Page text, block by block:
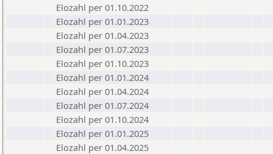
Elozahl per 01.10.2022
Elozahl per 01.01.2023
Elozahl per 01.04.2023
Elozahl per 01.07.2023
Elozahl per 01.10.2023
Elozahl per 01.01.2024
Elozahl per 01.04.2024
Elozahl per 01.07.2024
Elozahl per 01.10.2024
Elozahl per 01.01.2025
Elozahl per 01.04.2025